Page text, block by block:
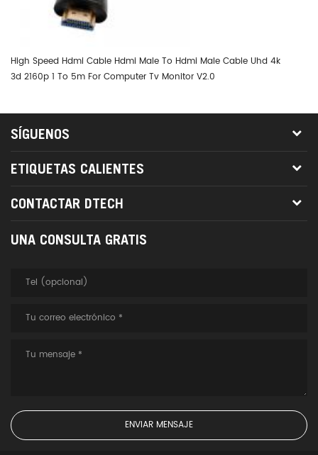
High Speed Hdmi Cable Hdmi Male To Hdmi Male Cable Uhd 4k
3d 2160p 1 To 5m For Computer Tv Monitor V2.0
SÍGUENOS
ETIQUETAS CALIENTES
CONTACTAR DTECH
UNA CONSULTA GRATIS